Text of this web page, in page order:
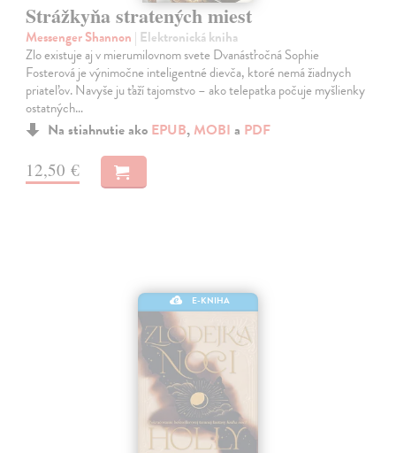
Strážkyňa stratených miest
Messenger Shannon | Elektronická kniha
Zlo existuje aj v mierumilovnom svete Dvanásťročná Sophie
Fosterová je výnimočne inteligentné dievča, ktoré nemá žiadnych
priateľov. Navyše ju ťaží tajomstvo – ako telepatka počuje myšlienky
ostatných…
Na stiahnutie ako EPUB, MOBI a PDF
12,50 €
E-KNIHA